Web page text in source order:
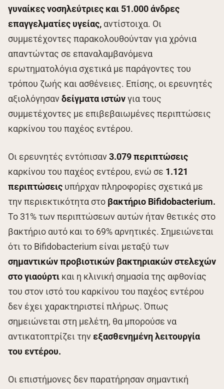
γυναίκες νοσηλεύτριες και 51.000 άνδρες
επαγγελματίες υγείας, αντίστοιχα. Οι
συμμετέχοντες παρακολουθούνταν για χρόνια
απαντώντας σε επαναλαμβανόμενα
ερωτηματολόγια σχετικά με παράγοντες του
τρόπου ζωής και ασθένειες. Επίσης, οι ερευνητές
αξιολόγησανδείγματα ιστώνγια τους
συμμετέχοντες με επιβεβαιωμένες περιπτώσεις
καρκίνου του παχέος εντέρου.
Οι ερευνητές εντόπισαν3.079 περιπτώσεις
καρκίνου του παχέος εντέρου, ενώ σε 1.121
περιπτώσεις υπήρχαν πληροφορίες σχετικά με
την περιεκτικότητα στο βακτήριο Bifidobacterium.
Το 31% των περιπτώσεων αυτών ήταν θετικές στο
βακτήριο αυτό και το 69% αρνητικές. Σημειώνεται
ότι το Bifidobacterium είναι μεταξύ των
σημαντικών προβιοτικών βακτηριακών στελεχών
στο γιαούρτι και η κλινική σημασία της αφθονίας
του στον ιστό του καρκίνου του παχέος εντέρου
δεν έχει χαρακτηριστεί πλήρως. Όπως
σημειώνεται στη μελέτη, θα μπορούσε να
αντικατοπτρίζει την εξασθενημένη λειτουργία
του εντέρου.
Οι επιστήμονες δεν παρατήρησαν σημαντική